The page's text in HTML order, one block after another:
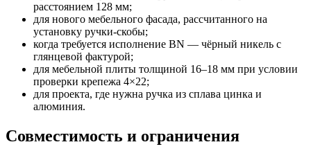
расстоянием 128 мм;
для нового мебельного фасада, рассчитанного на
установку ручки-скобы;
когда требуется исполнение BN — чёрный никель с
глянцевой фактурой;
для мебельной плиты толщиной 16–18 мм при условии
проверки крепежа 4×22;
для проекта, где нужна ручка из сплава цинка и
алюминия.
Совместимость и ограничения